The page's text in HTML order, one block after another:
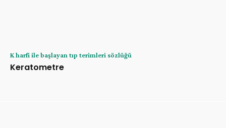
K harfi ile başlayan tıp terimleri sözlüğü
Keratometre